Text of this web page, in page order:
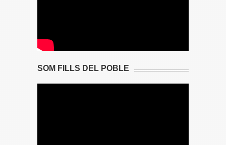
SOM FILLS DEL POBLE